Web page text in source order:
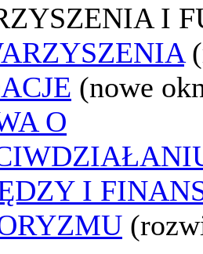
I
(nowe
O
I